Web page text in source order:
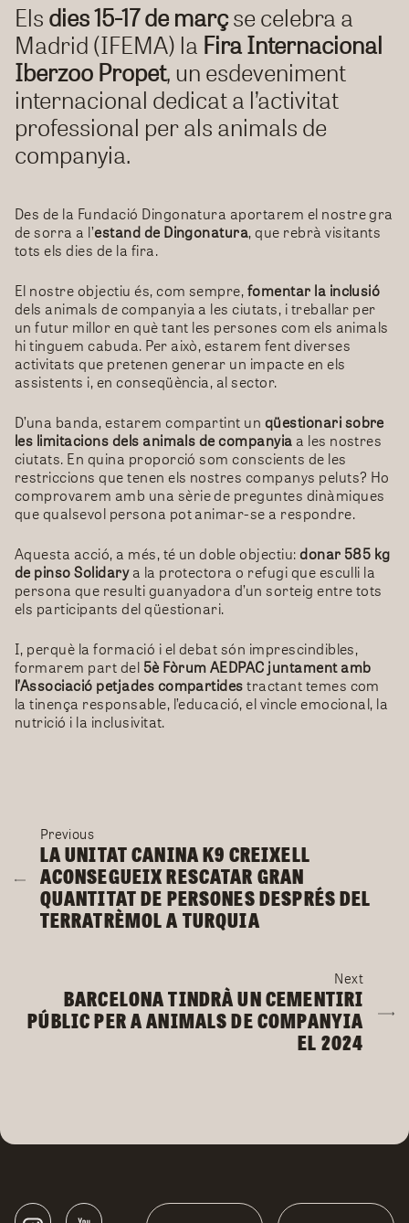
Elsdies 15-17 de marçse celebra a
Madrid (IFEMA) la Fira Internacional
Iberzoo Propet, un esdeveniment
internacional dedicat a l’activitat
professional per als animals de
companyia.
Des de la Fundació Dingonatura aportarem el nostre gra
de sorra a l’estand de Dingonatura, que rebrà visitants
tots els dies de la fira.
El nostre objectiu és, com sempre,fomentar la inclusió
dels animals de companyia a les ciutats, i treballar per
un futur millor en què tant les persones com els animals
hi tinguem cabuda. Per això, estarem fent diverses
activitats que pretenen generar un impacte en els
assistents i, en conseqüència, al sector.
D’una banda, estarem compartint un qüestionari sobre
les limitacions dels animals de companyia a les nostres
ciutats. En quina proporció som conscients de les
restriccions que tenen els nostres companys peluts? Ho
comprovarem amb una sèrie de preguntes dinàmiques
que qualsevol persona pot animar-se a respondre.
Aquesta acció, a més, té un doble objectiu:donar 585 kg
de pinso Solidarya la protectora o refugi que esculli la
persona que resulti guanyadora d’un sorteig entre tots
els participants del qüestionari.
I, perquè la formació i el debat són imprescindibles,
formarem part del 5è Fòrum AEDPAC juntament amb
l’Associació petjades compartidestractant temes com
la tinença responsable, l’educació, el vincle emocional, la
nutrició i la inclusivitat.
navigation
Previous
LA UNITAT CANINA K9 CREIXELL
ACONSEGUEIX RESCATAR GRAN
QUANTITAT DE PERSONES DESPRÉS DEL
TERRATRÈMOL A TURQUIA
Next
BARCELONA TINDRÀ UN CEMENTIRI
PÚBLIC PER A ANIMALS DE COMPANYIA
EL 2024